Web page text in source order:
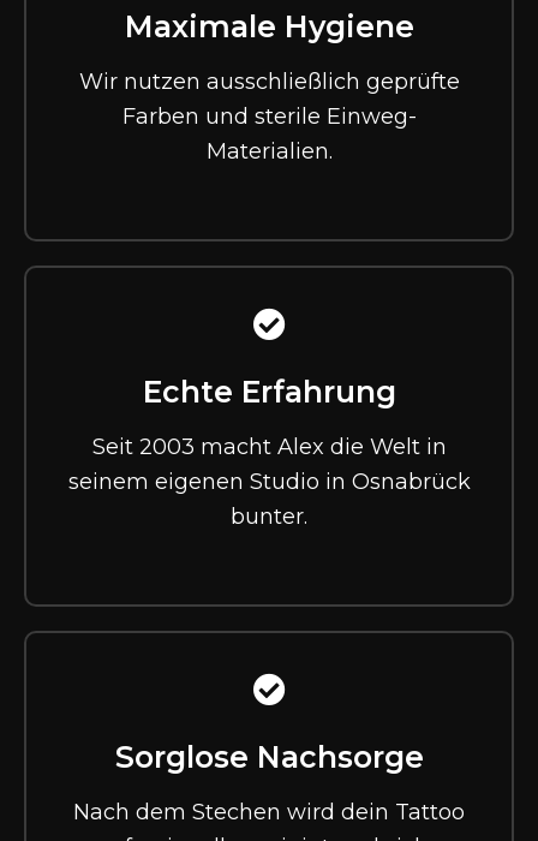
Maximale Hygiene
Wir nutzen ausschließlich geprüfte
Farben und sterile Einweg-
Materialien.
Echte Erfahrung
Seit 2003 macht Alex die Welt in
seinem eigenen Studio in Osnabrück
bunter.
Sorglose Nachsorge
Nach dem Stechen wird dein Tattoo